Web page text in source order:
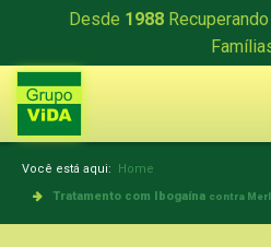
Desde 1988
Você está aqui: Home
Tratamento com Ibogaína contra